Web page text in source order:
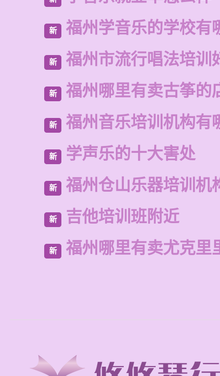
新 福州学音乐的学校有
新 福州市流行唱法培训
新 福州哪里有卖古筝的
新 福州音乐培训机构有
新 学声乐的十大害处
新 福州仓山乐器培训机
新 吉他培训班附近
新 福州哪里有卖尤克里